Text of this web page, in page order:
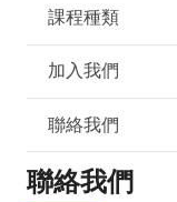
課程種類
加入我們
聯絡我們
聯絡我們